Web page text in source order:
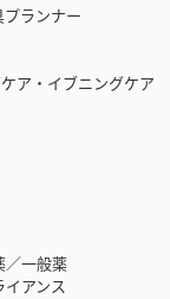
ランナー
ア・イブニングケア
／一般薬
アンス